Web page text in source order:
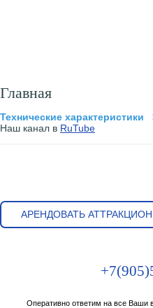
Главная
Технические характеристики
Наш канал в RuTube
АРЕНДОВАТЬ АТТРАКЦИОН
Оперативно ответим на все Ваши